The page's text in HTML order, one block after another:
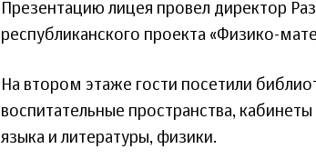
Презентацию лицея провел директор
республиканского проекта «Физико-
На втором этаже гости посетили
воспитательные пространства,
языка и литературы, физики.